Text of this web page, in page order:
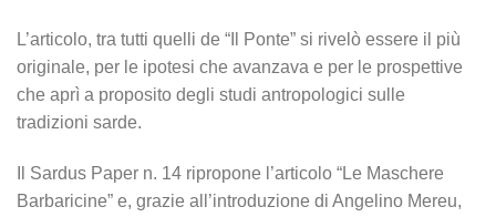
L’articolo, tra tutti quelli de “Il Ponte” si rivelò essere il più
originale, per le ipotesi che avanzava e per le prospettive
che aprì a proposito degli studi antropologici sulle
tradizioni sarde.
Il Sardus Paper n. 14 ripropone l’articolo “Le Maschere
Barbaricine” e, grazie all’introduzione di Angelino Mereu,